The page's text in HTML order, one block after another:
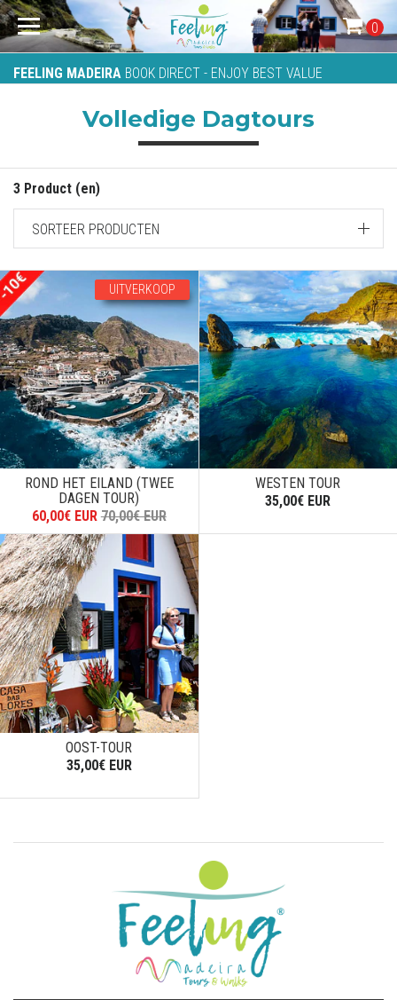
FEELING MADEIRA BOOK DIRECT - ENJOY BEST VALUE
0
Volledige Dagtours
3 Product (en)
SORTEER PRODUCTEN
UITVERKOOP
ROND HET EILAND (TWEE
DAGEN TOUR)
60,00€ EUR 70,00€ EUR
WESTEN TOUR
35,00€ EUR
OOST-TOUR
35,00€ EUR